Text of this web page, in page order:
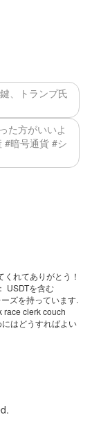
、トランプ氏
た方がいいよ
#暗号通貨 #シ
くれてありがとう！
USDTを含む
ズを持っています.
race clerk couch
はどうすればよい